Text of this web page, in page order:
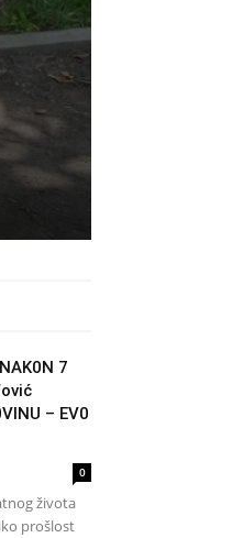
7
– EV0
0
života
prošlost